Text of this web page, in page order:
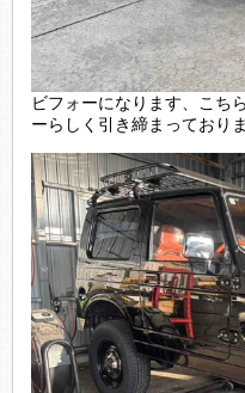
ビフォーになります、こち
ーらしく引き締まっており